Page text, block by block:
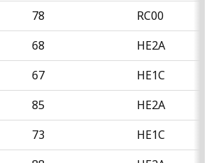
78
RC00
68
HE2A
67
HE1C
85
HE2A
73
HE1C